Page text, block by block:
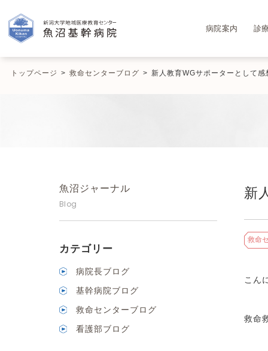
病院案内 診
トップページ > 救命センターブログ > 新人教育WGサポーターとして
魚沼ジャーナル
Blog
カテゴリー
病院長ブログ
基幹病院ブログ
救命センターブログ
看護部ブログ
新
救命
こん
救命